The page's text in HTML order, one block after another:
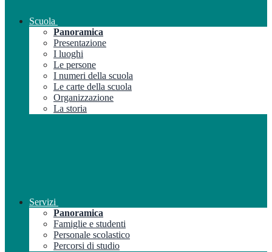
Scuola
Panoramica
Presentazione
I luoghi
Le persone
I numeri della scuola
Le carte della scuola
Organizzazione
La storia
Servizi
Panoramica
Famiglie e studenti
Personale scolastico
Percorsi di studio